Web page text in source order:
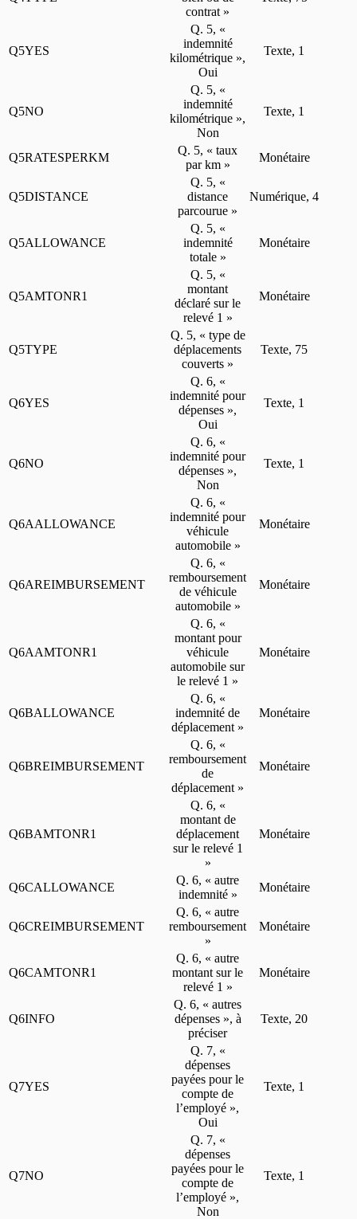
contrat »
Q5YES
Q. 5, «
indemnité
kilométrique »,
Oui
Texte, 1
Q5NO
Q. 5, «
indemnité
kilométrique »,
Non
Texte, 1
Q5RATESPERKM
Q. 5, « taux
par km »
Monétaire
Q5DISTANCE
Q. 5, «
distance
parcourue »
Numérique, 4
Q5ALLOWANCE
Q. 5, «
indemnité
totale »
Monétaire
Q5AMTONR1
Q. 5, «
montant
déclaré sur le
relevé 1 »
Monétaire
Q5TYPE
Q. 5, « type de
déplacements
couverts »
Texte, 75
Q6YES
Q. 6, «
indemnité pour
dépenses »,
Oui
Texte, 1
Q6NO
Q. 6, «
indemnité pour
dépenses »,
Non
Texte, 1
Q6AALLOWANCE
Q. 6, «
indemnité pour
véhicule
automobile »
Monétaire
Q6AREIMBURSEMENT
Q. 6, «
remboursement
de véhicule
automobile »
Monétaire
Q6AAMTONR1
Q. 6, «
montant pour
véhicule
automobile sur
le relevé 1 »
Monétaire
Q6BALLOWANCE
Q. 6, «
indemnité de
déplacement »
Monétaire
Q6BREIMBURSEMENT
Q. 6, «
remboursement
de
déplacement »
Monétaire
Q6BAMTONR1
Q. 6, «
montant de
déplacement
sur le relevé 1
»
Monétaire
Q6CALLOWANCE
Q. 6, « autre
indemnité »
Monétaire
Q6CREIMBURSEMENT
Q. 6, « autre
remboursement
»
Monétaire
Q6CAMTONR1
Q. 6, « autre
montant sur le
relevé 1 »
Monétaire
Q6INFO
Q. 6, « autres
dépenses », à
préciser
Texte, 20
Q7YES
Q. 7, «
dépenses
payées pour le
compte de
l’employé »,
Oui
Texte, 1
Q7NO
Q. 7, «
dépenses
payées pour le
compte de
l’employé »,
Non
Texte, 1